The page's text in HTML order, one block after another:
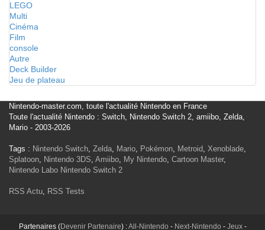
LEGO
Multi
Cinéma
Film
console
Autre
Deck Builder
Jeu de plateau
Nintendo-master.com, toute l'actualité Nintendo en France
Toute l'actualité Nintendo : Switch, Nintendo Switch 2, amiibo, Zelda,
Mario - 2003-2026
Tags : Nintendo Switch, Zelda, Mario, Pokémon, Metroid, Xenoblade,
Splatoon, Nintendo 3DS, Amiibo, My Nintendo, Cartoon Master,
Nintendo Labo Nintendo Switch 2
RSS Actu, RSS Tests
Partenaires (Devenir Partenaire) :All-Nintendo - Next-Nintendo - Jeux-